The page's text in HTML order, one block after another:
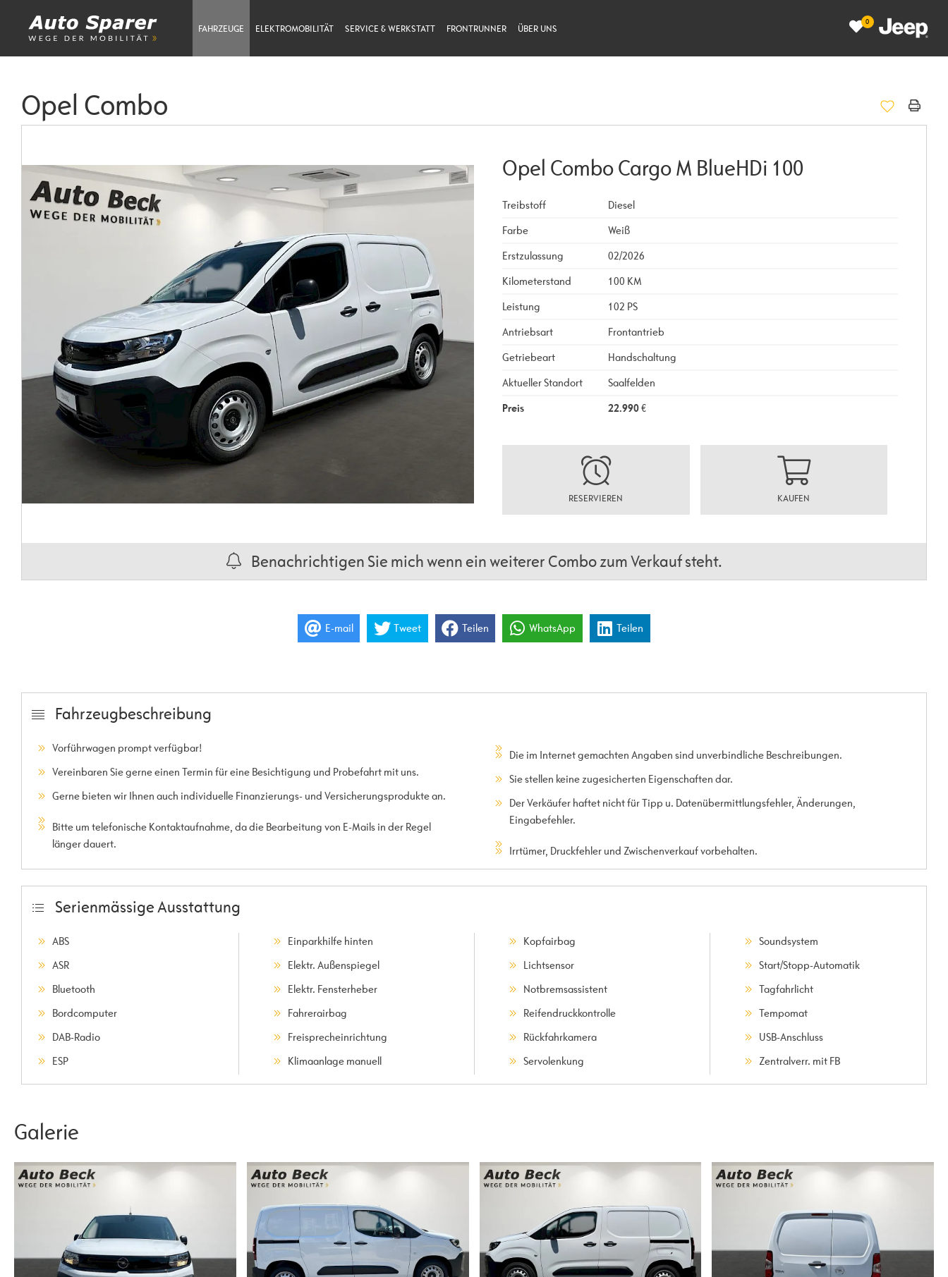
FAHRZEUGE ELEKTROMOBILITÄT SERVICE & WERKSTATT FRONTRUNNER ÜBER UNS
0
Opel Combo
Opel Combo Cargo M BlueHDi 100
Treibstoff
Diesel
Farbe
Weiß
Erstzulassung
02/2026
Kilometerstand
100 KM
Leistung
102 PS
Antriebsart
Frontantrieb
Getriebeart
Handschaltung
Aktueller Standort
Saalfelden
Preis
22.990€
RESERVIEREN KAUFEN
Benachrichtigen Sie mich wenn ein weiterer Combo zum Verkauf steht.
E-mail Tweet Teilen WhatsApp Teilen
Fahrzeugbeschreibung
Vorführwagen prompt verfügbar!
Vereinbaren Sie gerne einen Termin für eine Besichtigung und Probefahrt mit uns.
Gerne bieten wir Ihnen auch individuelle Finanzierungs- und Versicherungsprodukte an.
Bitte um telefonische Kontaktaufnahme, da die Bearbeitung von E-Mails in der Regel
länger dauert.
Die im Internet gemachten Angaben sind unverbindliche Beschreibungen.
Sie stellen keine zugesicherten Eigenschaften dar.
Der Verkäufer haftet nicht für Tipp u. Datenübermittlungsfehler, Änderungen,
Eingabefehler.
Irrtümer, Druckfehler und Zwischenverkauf vorbehalten.
Serienmässige Ausstattung
ABS
ASR
Bluetooth
Bordcomputer
DAB-Radio
ESP
Einparkhilfe hinten
Elektr. Außenspiegel
Elektr. Fensterheber
Fahrerairbag
Freisprecheinrichtung
Klimaanlage manuell
Kopfairbag
Lichtsensor
Notbremsassistent
Reifendruckkontrolle
Rückfahrkamera
Servolenkung
Soundsystem
Start/Stopp-Automatik
Tagfahrlicht
Tempomat
USB-Anschluss
Zentralverr. mit FB
Galerie